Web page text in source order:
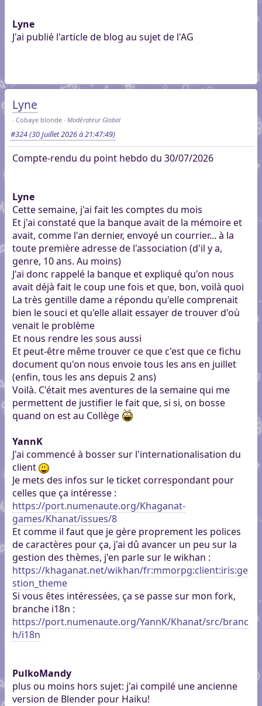
Lyne
J'ai publié l'article de blog au sujet de l'AG
Lyne
Cobaye blonde Modérateur Global
#324(30 Juillet 2026 à 21:47:49)
Compte-rendu du point hebdo du 30/07/2026
Lyne
Cette semaine, j'ai fait les comptes du mois
Et j'ai constaté que la banque avait de la mémoire et
avait, comme l'an dernier, envoyé un courrier... à la
toute première adresse de l'association (d'il y a,
genre, 10 ans. Au moins)
J'ai donc rappelé la banque et expliqué qu'on nous
avait déjà fait le coup une fois et que, bon, voilà quoi
La très gentille dame a répondu qu'elle comprenait
bien le souci et qu'elle allait essayer de trouver d'où
venait le problème
Et nous rendre les sous aussi
Et peut-être même trouver ce que c'est que ce fichu
document qu'on nous envoie tous les ans en juillet
(enfin, tous les ans depuis 2 ans)
Voilà. C'était mes aventures de la semaine qui me
permettent de justifier le fait que, si si, on bosse
quand on est au Collège
YannK
J'ai commencé à bosser sur l'internationalisation du
client
Je mets des infos sur le ticket correspondant pour
celles que ça intéresse :
https://port.numenaute.org/Khaganat-
games/Khanat/issues/8
Et comme il faut que je gère proprement les polices
de caractères pour ça, j'ai dû avancer un peu sur la
gestion des thèmes, j'en parle sur le wikhan :
https://khaganat.net/wikhan/fr:mmorpg:client:iris:ge
stion_theme
Si vous êtes intéressées, ça se passe sur mon fork,
branche i18n :
https://port.numenaute.org/YannK/Khanat/src/branc
h/i18n
PulkoMandy
plus ou moins hors sujet: j'ai compilé une ancienne
version de Blender pour Haiku!